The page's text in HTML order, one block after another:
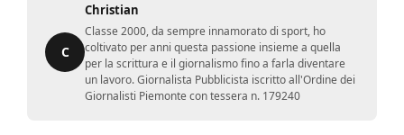
C
Christian
Classe 2000, da sempre innamorato di sport, ho
coltivato per anni questa passione insieme a quella
per la scrittura e il giornalismo fino a farla diventare
un lavoro. Giornalista Pubblicista iscritto all'Ordine dei
Giornalisti Piemonte con tessera n. 179240